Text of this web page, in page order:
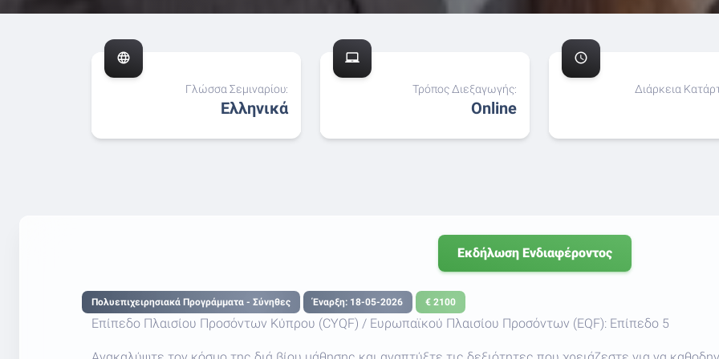
language
Γλώσσα Σεμιναρίου:
Ελληνικά
laptop_chromebook
Τρόπος Διεξαγωγής:
Online
schedule
Διάρκεια
Εκδήλωση Ενδιαφέροντος
Πολυεπιχειρησιακά Προγράμματα - Σύνηθες Έναρξη: 18-05-2026 € 2100
Επίπεδο Πλαισίου Προσόντων Κύπρου (CYQF) / Ευρωπαϊκού Πλαισίου Προσόντων (EQF): Επίπεδο 5